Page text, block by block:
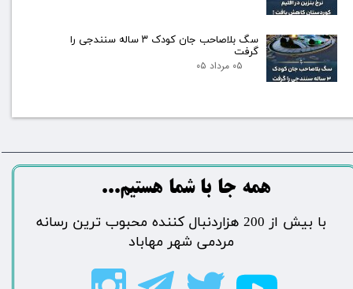
سگ بلاصاحب جان کودک ۳ ساله سنندجی را
گرفت
۰۵ مرداد ۰۵
​​​همه جا با شما هستیم...​​​​​​​​​​​​​​
​با بیش از 200 هزاردنبال کننده محبوب ترین رسانه
مردمی شهر مهاباد​​​​​​​​​​​​​​